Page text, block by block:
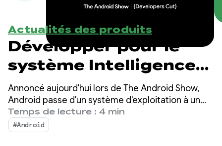
Actualités des produits
Développer pour le
système Intelligence
sur Android
Annoncé aujourd'hui lors de The Android Show,
Android passe d'un système d'exploitation à un
système intelligent, ce qui crée davantage
d'opportunités d'engagement avec vos
applications.
Temps de lecture : 4 min
#Android